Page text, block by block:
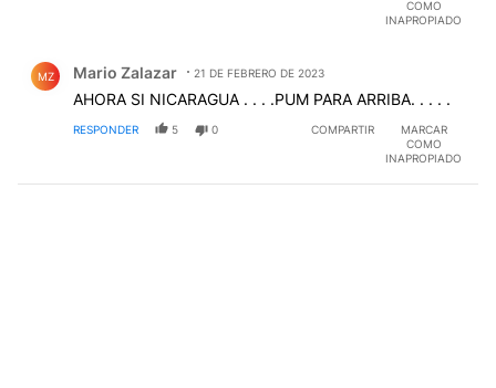
COMO
INAPROPIADO
MZ Mario Zalazar 21 DE FEBRERO DE 2023
AHORA SI NICARAGUA . . . .PUM PARA ARRIBA. . . . .
RESPONDER 5 0 COMPARTIR
MARCAR
COMO
INAPROPIADO